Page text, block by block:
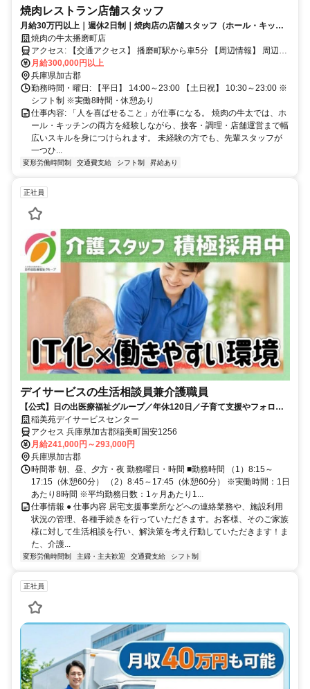
焼肉レストラン店舗スタッフ
月給30万円以上｜週休2日制｜焼肉店の店舗スタッフ（ホール・キッチ
ン）｜未経験歓迎
焼肉の牛太播磨町店
アクセス: 【交通アクセス】 播磨町駅から車5分 【周辺情報】 周辺に
は、ビストロ やまもとさん、木味土味さん、ぴか一 播磨店さん、や
きにく武蔵さん、旬彩 ゆめふうりんさん、ごちそう村 播磨店さん 黒
毛和牛 雌牛専門 炭火焼肉 ごえ門 播磨店さん、お好み焼き 鉄ぱん屋
ぴか一 播磨町本店さん、神戸唐唐亭 播磨本店さん、ステーキ宮 播磨
店さんなどがあります。
月給300,000円以上
兵庫県加古郡
勤務時間・曜日: 【平日】 14:00～23:00 【土日祝】 10:30～23:00 ※
シフト制 ※実働8時間・休憩あり
仕事内容: 「人を喜ばせること」が仕事になる。 焼肉の牛太では、ホ
ール・キッチンの両方を経験しながら、接客・調理・店舗運営まで幅
広いスキルを身につけられます。 未経験の方でも、先輩スタッフが
一つひ...
変形労働時間制 交通費支給 シフト制 昇給あり
正社員
デイサービスの生活相談員兼介護職員
【公式】日の出医療福祉グループ／年休120日／子育て支援やフォロー
UP＆キャリア支援が充実◎
稲美苑デイサービスセンター
アクセス 兵庫県加古郡稲美町国安1256
月給241,000円～293,000円
兵庫県加古郡
時間帯 朝、昼、夕方・夜 勤務曜日・時間 ■勤務時間 （1）8:15～
17:15（休憩60分） （2）8:45～17:45（休憩60分） ※実働時間：1日
あたり8時間 ※平均勤務日数：1ヶ月あたり1...
仕事情報 ● 仕事内容 居宅支援事業所などへの連絡業務や、施設利用
状況の管理、各種手続きを行っていただきます。お客様、そのご家族
様に対して生活相談を行い、解決策を考え行動していただきます！ま
た、介護...
変形労働時間制 主婦・主夫歓迎 交通費支給 シフト制
正社員